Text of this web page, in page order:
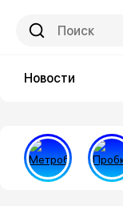
Новости